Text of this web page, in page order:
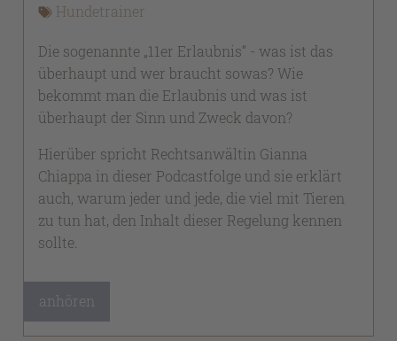
Hundetrainer
Die sogenannte „11er Erlaubnis“ - was ist das
überhaupt und wer braucht sowas? Wie
bekommt man die Erlaubnis und was ist
überhaupt der Sinn und Zweck davon?
Hierüber spricht Rechtsanwältin Gianna
Chiappa in dieser Podcastfolge und sie erklärt
auch, warum jeder und jede, die viel mit Tieren
zu tun hat, den Inhalt dieser Regelung kennen
sollte.
anhören